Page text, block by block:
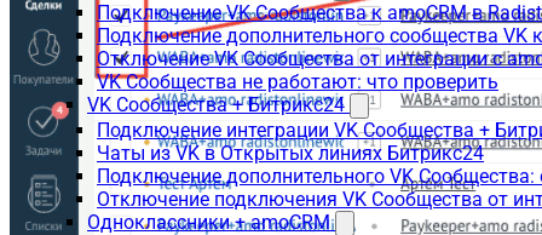
Подключение VK Сообщества к amoCRM в
Подключение дополнительного сообщества VK
Отключение VK Сообщества от интеграции с
VK Сообщества не работают: что проверить
VK Сообщества + Битрикс24
Подключение интеграции VK Сообщества +
Чаты из VK в Открытых линиях Битрикс24
Подключение дополнительного VK
Отключение подключения VK Сообщества от
Одноклассники + amoCRM